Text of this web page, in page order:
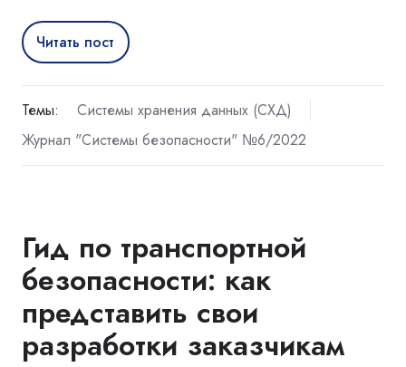
Читать пост
Темы:
Системы хранения данных (СХД)
Журнал "Системы безопасности" №6/2022
Гид по транспортной
безопасности: как
представить свои
разработки заказчикам